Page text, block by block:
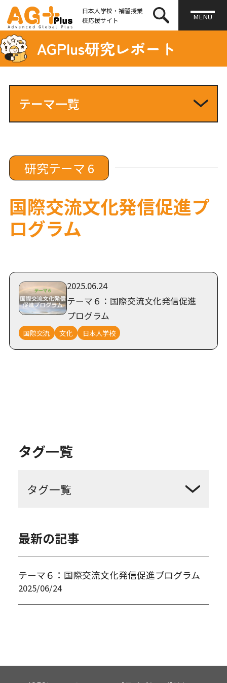
日本人学校・補習授業
校応援サイト
MENU
AGPlus研究レポート
テーマ一覧
研究テーマ3
研究テーマ5
研究テーマ7
研究テーマ 6
国際交流文化発信促進プ
ログラム
2025.06.24
テーマ６：国際交流文化発信促進
プログラム
国際交流 文化 日本人学校
タグ一覧
カリフォルニア
最新の記事
テーマ６：国際交流文化発信促進プログラム
2025/06/24